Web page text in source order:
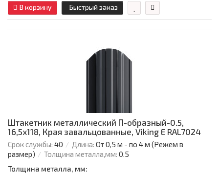
В корзину Быстрый заказ
Штакетник металлический П-образный-0.5,
16,5х118, Края завальцованные, Viking E RAL7024
Срок службы: 40 Длина: От 0,5 м - по 4 м (Режем в
размер)
Толщина металла,мм: 0.5
Толщина металла, мм: